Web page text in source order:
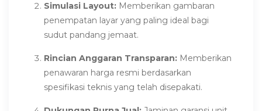
Simulasi Layout: Memberikan gambaran
penempatan layar yang paling ideal bagi
sudut pandang jemaat.
Rincian Anggaran Transparan: Memberikan
penawaran harga resmi berdasarkan
spesifikasi teknis yang telah disepakati.